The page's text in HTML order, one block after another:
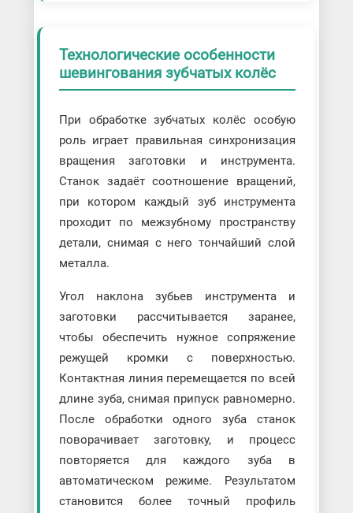
Технологические особенности
шевингования зубчатых колёс
При обработке зубчатых колёс особую
роль играет правильная синхронизация
вращения заготовки и инструмента.
Станок задаёт соотношение вращений,
при котором каждый зуб инструмента
проходит по межзубному пространству
детали, снимая с него тончайший слой
металла.
Угол наклона зубьев инструмента и
заготовки рассчитывается заранее,
чтобы обеспечить нужное сопряжение
режущей кромки с поверхностью.
Контактная линия перемещается по всей
длине зуба, снимая припуск равномерно.
После обработки одного зуба станок
поворачивает заготовку, и процесс
повторяется для каждого зуба в
автоматическом режиме. Результатом
становится более точный профиль